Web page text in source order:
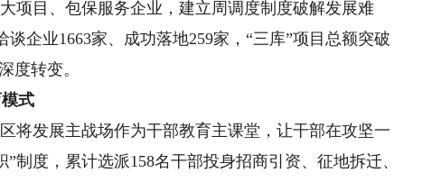
项目、包保服务企业，建立周调度制度破解发展难
企业1663家、成功落地259家，“三库”项目总额突破
度转变。
式
发展主战场作为干部教育主课堂，让干部在攻坚一
制度，累计选派158名干部投身招商引资、征地拆迁、